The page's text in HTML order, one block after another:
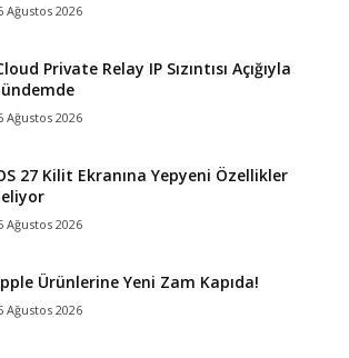
Ağustos 2026
Private Relay IP Sızıntısı Açığıyla
Ağustos 2026
27 Kilit Ekranına Yepyeni Özellikler
Ağustos 2026
Ürünlerine Yeni Zam Kapıda!
Ağustos 2026